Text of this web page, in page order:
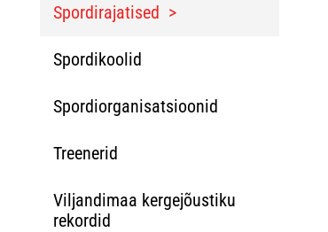
Spordirajatised
Spordikoolid
Spordiorganisatsioonid
Treenerid
Viljandimaa kergejõustiku
rekordid